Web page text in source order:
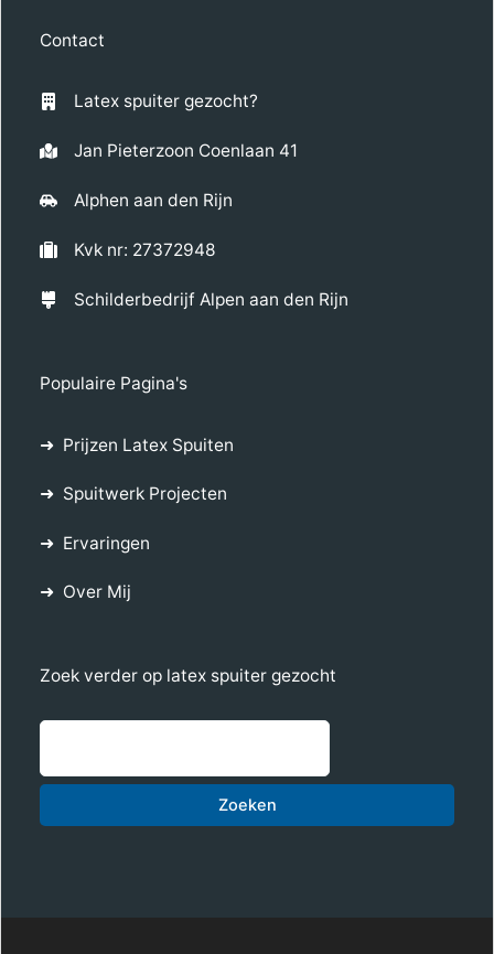
Contact
Latex spuiter gezocht?
Jan Pieterzoon Coenlaan 41
Alphen aan den Rijn
Kvk nr: 27372948
Schilderbedrijf Alpen aan den Rijn
Populaire Pagina's
Prijzen Latex Spuiten
Spuitwerk Projecten
Ervaringen
Over Mij
Zoek verder op latex spuiter gezocht
Zoeken